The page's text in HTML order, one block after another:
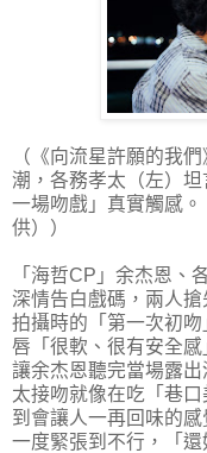
（《向流星許願的我
潮，各務孝太（左）
一場吻戲」真實觸感
供））
「海哲CP」余杰恩、
深情告白戲碼，兩人
拍攝時的「第一次初
唇「很軟、很有安全
讓余杰恩聽完當場露
太接吻就像在吃「巷
到會讓人一再回味的
一度緊張到不行，「